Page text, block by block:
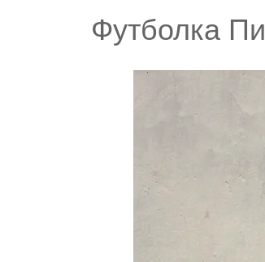
Футболка